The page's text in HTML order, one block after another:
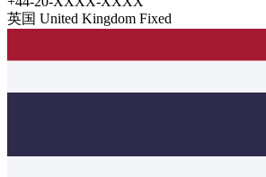
英国 United Kingdom Fixed